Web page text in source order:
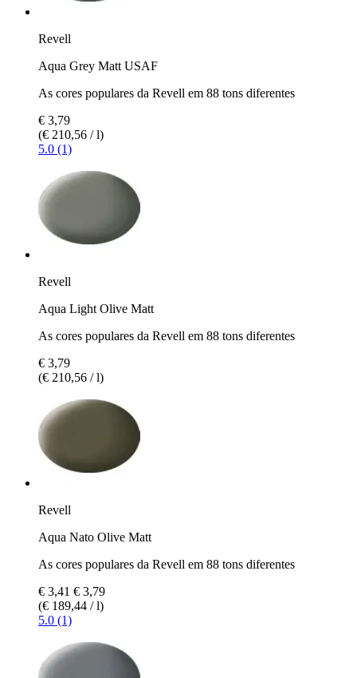
Revell
Aqua Grey Matt USAF
As cores populares da Revell em 88 tons diferentes
€ 3,79
(€ 210,56 / l)
5.0 (1)
Revell
Aqua Light Olive Matt
As cores populares da Revell em 88 tons diferentes
€ 3,79
(€ 210,56 / l)
Revell
Aqua Nato Olive Matt
As cores populares da Revell em 88 tons diferentes
€ 3,41 € 3,79
(€ 189,44 / l)
5.0 (1)